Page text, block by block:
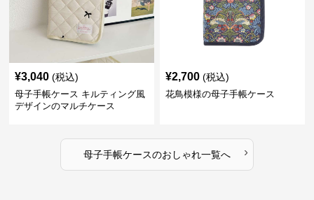
¥3,040 (税込)
母子手帳ケース キルティング風
デザインのマルチケース
¥2,700 (税込)
花鳥模様の母子手帳ケース
母子手帳ケースのおしゃれ一覧へ ›